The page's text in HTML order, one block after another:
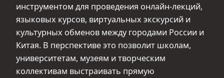
инструментом для проведения онлайн‑лекций,
языковых курсов, виртуальных экскурсий и
культурных обменов между городами России и
Китая. В перспективе это позволит школам,
университетам, музеям и творческим
коллективам выстраивать прямую